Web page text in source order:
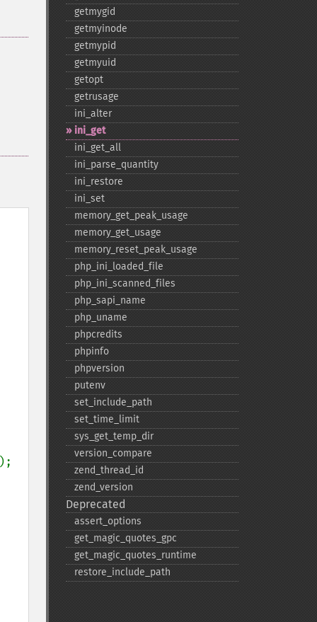
getmygid
getmyinode
getmypid
getmyuid
getopt
getrusage
ini_​alter
ini_​get
ini_​get_​all
ini_​parse_​quantity
ini_​restore
ini_​set
memory_​get_​peak_​usage
memory_​get_​usage
memory_​reset_​peak_​usage
php_​ini_​loaded_​file
php_​ini_​scanned_​files
php_​sapi_​name
php_​uname
phpcredits
phpinfo
phpversion
putenv
set_​include_​path
set_​time_​limit
sys_​get_​temp_​dir
version_​compare
zend_​thread_​id
zend_​version
Deprecated
assert_​options
get_​magic_​quotes_​gpc
get_​magic_​quotes_​runtime
restore_​include_​path